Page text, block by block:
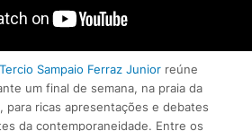
Tercio Sampaio Ferraz Juniorreúne
um final de semana, na praia da
para ricas apresentações e debates
da contemporaneidade. Entre os